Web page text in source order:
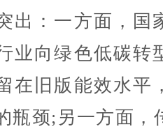
出：一方面，国
业向绿色低碳转
在旧版能效水平
瓶颈;另一方面，